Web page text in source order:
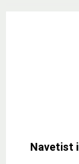
Navetist